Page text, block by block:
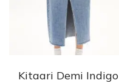
Kitaari Demi Indigo